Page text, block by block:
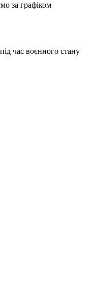
за графіком
час воєнного стану